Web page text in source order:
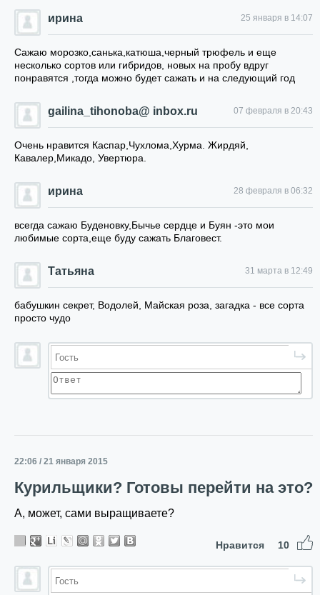
ирина 25 января в 14:07
Сажаю морозко,санька,катюша,черный трюфель и еще
несколько сортов или гибридов, новых на пробу вдруг
понравятся ,тогда можно будет сажать и на следующий год
gailina_tihonoba@ inbox.ru 07 февраля в 20:43
Очень нравится Каспар,Чухлома,Хурма. Жирдяй,
Кавалер,Микадо, Увертюра.
ирина 28 февраля в 06:32
всегда сажаю Буденовку,Бычье сердце и Буян -это мои
любимые сорта,еще буду сажать Благовест.
Татьяна 31 марта в 12:49
бабушкин секрет, Водолей, Майская роза, загадка - все сорта
просто чудо
22:06 / 21 января 2015
Курильщики? Готовы перейти на это?
А, может, сами выращиваете?
Нравится 10